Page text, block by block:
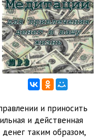
15:06
15:11
22:14
06:47
19:49
25:59
и приносить
и действенная
таким образом,